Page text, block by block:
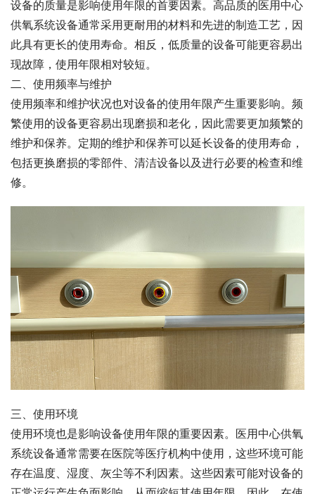
设备的质量是影响使用年限的首要因素。高品质的医用中心
供氧系统设备通常采用更耐用的材料和先进的制造工艺，因
此具有更长的使用寿命。相反，低质量的设备可能更容易出
现故障，使用年限相对较短。
二、使用频率与维护
使用频率和维护状况也对设备的使用年限产生重要影响。频
繁使用的设备更容易出现磨损和老化，因此需要更加频繁的
维护和保养。定期的维护和保养可以延长设备的使用寿命，
包括更换磨损的零部件、清洁设备以及进行必要的检查和维
修。
三、使用环境
使用环境也是影响设备使用年限的重要因素。医用中心供氧
系统设备通常需要在医院等医疗机构中使用，这些环境可能
存在温度、湿度、灰尘等不利因素。这些因素可能对设备的